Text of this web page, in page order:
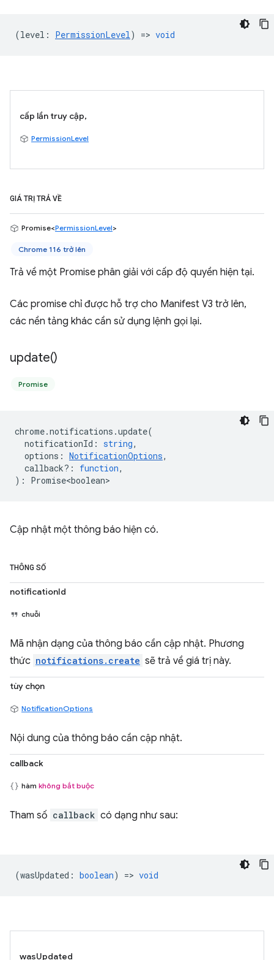
(level : PermissionLevel) => void
cấp lần truy cập,
PermissionLevel
GIÁ TRỊ TRẢ VỀ
Promise<PermissionLevel>
Chrome 116 trở lên
Trả về một Promise phân giải với cấp độ quyền hiện tại.
Các promise chỉ được hỗ trợ cho Manifest V3 trở lên,
các nền tảng khác cần sử dụng lệnh gọi lại.
update()
Promise
chrome.notifications .update(
notificationId : string,
options : NotificationOptions,
callback? : function,
) : Promise<boolean>
Cập nhật một thông báo hiện có.
THÔNG SỐ
notificationId
chuỗi
Mã nhận dạng của thông báo cần cập nhật. Phương
thức notifications.create sẽ trả về giá trị này.
tùy chọn
NotificationOptions
Nội dung của thông báo cần cập nhật.
callback
hàm không bắt buộc
Tham số callback có dạng như sau:
(wasUpdated : boolean) => void
wasUpdated